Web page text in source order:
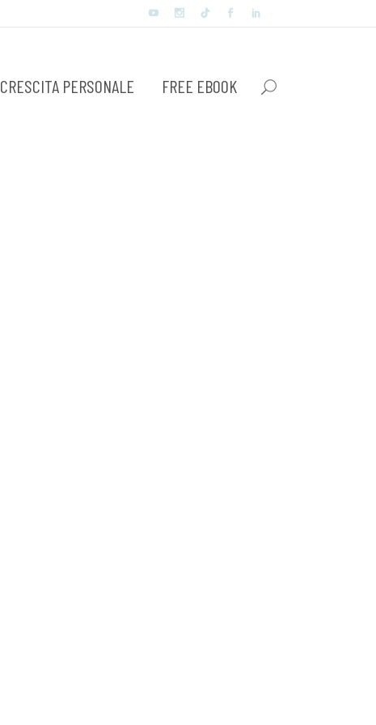
CRESCITA PERSONALE FREE EBOOK